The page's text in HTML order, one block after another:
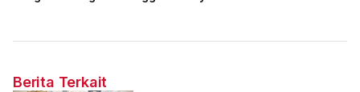
Berita Terkait